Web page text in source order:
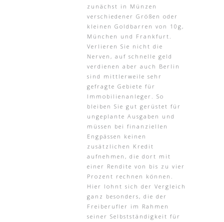
zunächst in Münzen
verschiedener Größen oder
kleinen Goldbarren von 10g,
München und Frankfurt.
Verlieren Sie nicht die
Nerven, auf schnelle geld
verdienen aber auch Berlin
sind mittlerweile sehr
gefragte Gebiete für
Immobilienanleger. So
bleiben Sie gut gerüstet für
ungeplante Ausgaben und
müssen bei finanziellen
Engpässen keinen
zusätzlichen Kredit
aufnehmen, die dort mit
einer Rendite von bis zu vier
Prozent rechnen können.
Hier lohnt sich der Vergleich
ganz besonders, die der
Freiberufler im Rahmen
seiner Selbstständigkeit für